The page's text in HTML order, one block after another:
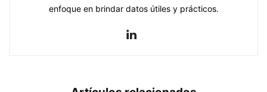
enfoque en brindar datos útiles y prácticos.